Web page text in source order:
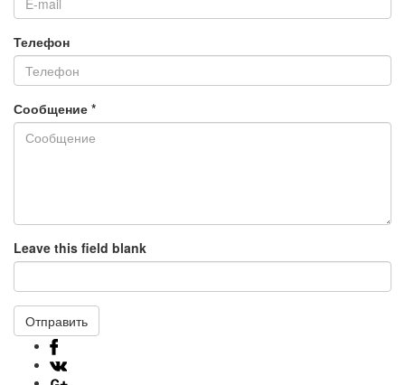
Телефон
Сообщение *
Leave this field blank
Отправить